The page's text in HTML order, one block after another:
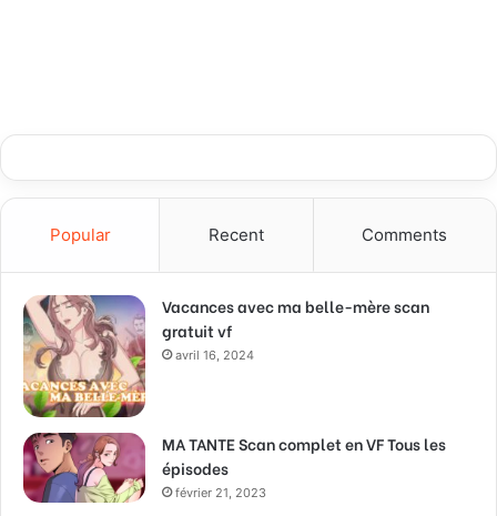
Popular Recent Comments
Vacances avec ma belle-mère scan
gratuit vf
avril 16, 2024
MA TANTE Scan complet en VF Tous les
épisodes
février 21, 2023